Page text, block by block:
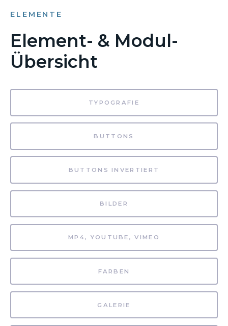
ELEMENTE
Element- & Modul-
Übersicht
TYPOGRAFIE
BUTTONS
BUTTONS INVERTIERT
BILDER
MP4, YOUTUBE, VIMEO
FARBEN
GALERIE